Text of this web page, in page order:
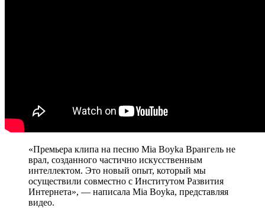
«Премьера клипа на песню Mia Boyka Врангель не
врал, созданного частично искусственным
интеллектом. Это новый опыт, который мы
осуществили совместно с Институтом Развития
Интернета», — написала Mia Boyka, представляя
видео.